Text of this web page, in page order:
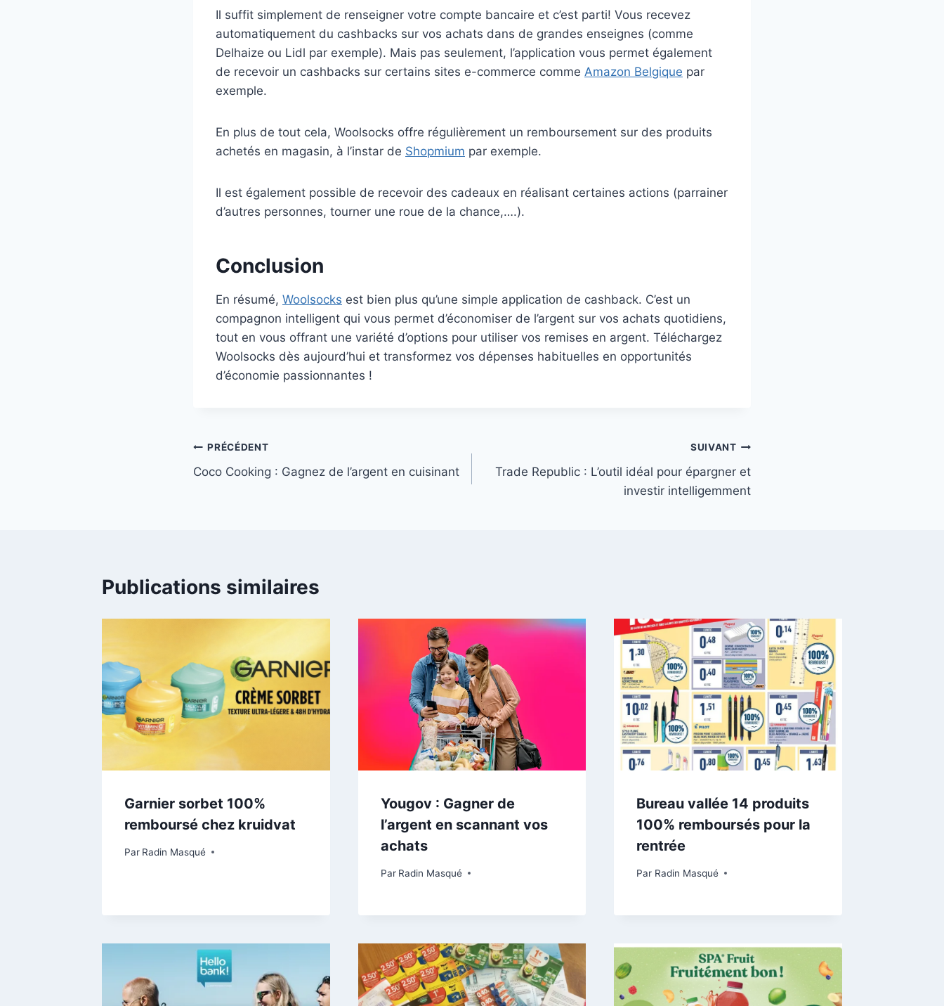
Il suffit simplement de renseigner votre compte bancaire et c’est parti! Vous recevez
automatiquement du cashbacks sur vos achats dans de grandes enseignes (comme
Delhaize ou Lidl par exemple). Mais pas seulement, l’application vous permet également
de recevoir un cashbacks sur certains sites e-commerce comme Amazon Belgique par
exemple.
En plus de tout cela, Woolsocks offre régulièrement un remboursement sur des produits
achetés en magasin, à l’instar de Shopmium par exemple.
Il est également possible de recevoir des cadeaux en réalisant certaines actions (parrainer
d’autres personnes, tourner une roue de la chance,….).
Conclusion
En résumé, Woolsocks est bien plus qu’une simple application de cashback. C’est un
compagnon intelligent qui vous permet d’économiser de l’argent sur vos achats quotidiens,
tout en vous offrant une variété d’options pour utiliser vos remises en argent. Téléchargez
Woolsocks dès aujourd’hui et transformez vos dépenses habituelles en opportunités
d’économie passionnantes !
Navigation
de
PRÉCÉDENT
Coco Cooking : Gagnez de l’argent en cuisinant
SUIVANT
Trade Republic : L’outil idéal pour épargner et
investir intelligemment
Publications similaires
Garnier sorbet 100%
remboursé chez kruidvat
Par Radin Masqué
Yougov : Gagner de
l’argent en scannant vos
achats
Par Radin Masqué
Bureau vallée 14 produits
100% remboursés pour la
rentrée
Par Radin Masqué